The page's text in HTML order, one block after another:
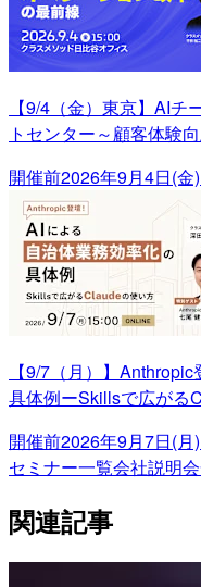
【9/4（金）東京】AI
トセンター～顧客体験
開催前2026年9月4日(金
【9/7（月）】
具体例ーSkillsで広がる
開催前2026年9月7日(月
セミナー一覧会社説明
関連記事